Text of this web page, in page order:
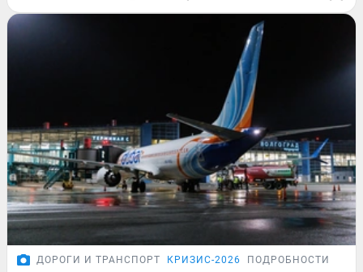
ДОРОГИ И ТРАНСПОРТ КРИЗИС-2026 ПОДРОБНОСТИ